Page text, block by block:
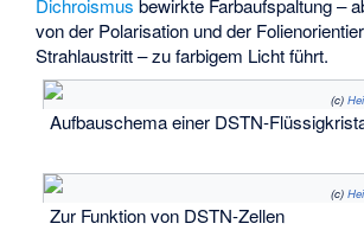
(c)
Aufbauschema einer DSTN-
Dichroismus bewirkte Farbaufspaltung –
von der Polarisation und der
Strahlaustritt – zu farbigem Licht führt.
(c)
Zur Funktion von DSTN-Zellen